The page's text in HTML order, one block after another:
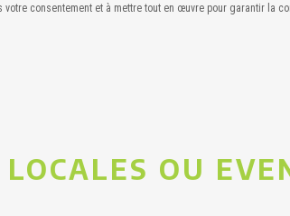
consentement et à mettre tout en œuvre pour garantir la
OU